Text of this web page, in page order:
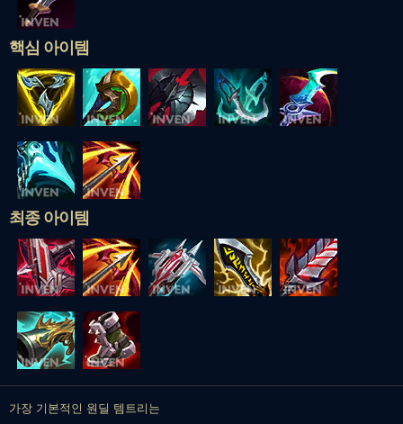
핵심 아이템
최종 아이템
가장 기본적인 원딜 템트리는